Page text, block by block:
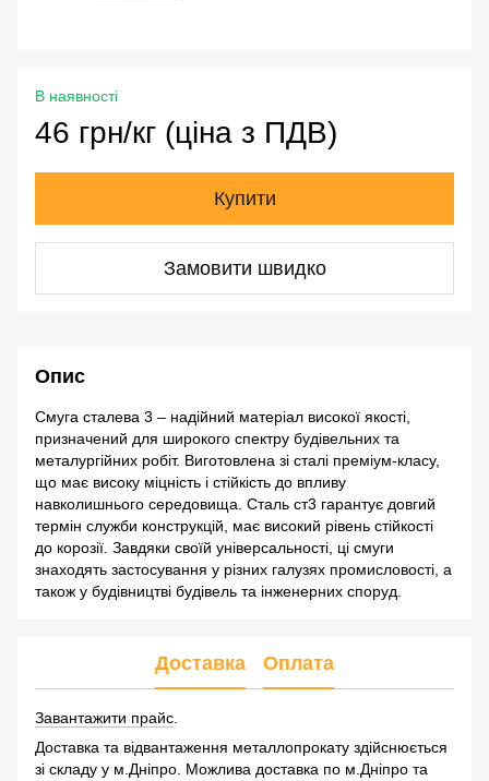
В наявності
46 грн/кг (ціна з ПДВ)
Купити
Замовити швидко
Опис
Смуга сталева 3 – надійний матеріал високої якості,
призначений для широкого спектру будівельних та
металургійних робіт. Виготовлена зі сталі преміум-класу,
що має високу міцність і стійкість до впливу
навколишнього середовища. Сталь ст3 гарантує довгий
термін служби конструкцій, має високий рівень стійкості
до корозії. Завдяки своїй універсальності, ці смуги
знаходять застосування у різних галузях промисловості, а
також у будівництві будівель та інженерних споруд.
Доставка Оплата
Завантажити прайс
Доставка та відвантаження металлопрокату здійснюється
зі складу у м.Дніпро. Можлива доставка по м.Дніпро та